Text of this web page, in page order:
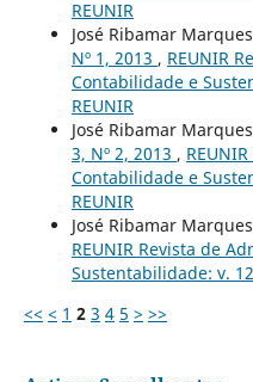
REUNIR
José Ribamar
Nº 1, 2013 , REUNIR
Contabilidade e
REUNIR
José Ribamar
3, Nº 2, 2013 ,
Contabilidade e
REUNIR
José Ribamar
REUNIR Revista de
Sustentabilidade: v.
<< < 1 2 3 4 5 > >>